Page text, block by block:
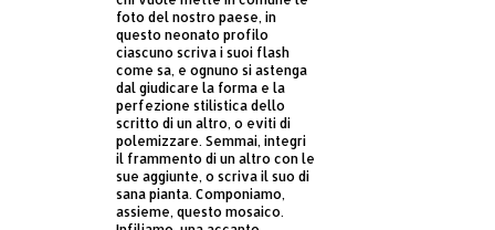
foto del nostro paese, in
questo neonato profilo
ciascuno scriva i suoi flash
come sa, e ognuno si astenga
dal giudicare la forma e la
perfezione stilistica dello
scritto di un altro, o eviti di
polemizzare. Semmai, integri
il frammento di un altro con le
sue aggiunte, o scriva il suo di
sana pianta. Componiamo,
assieme, questo mosaico.